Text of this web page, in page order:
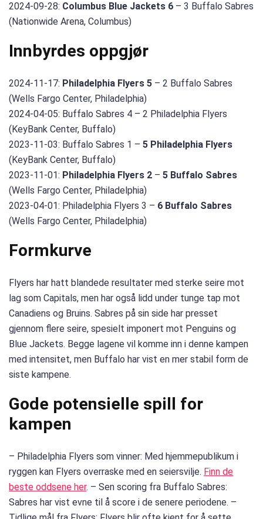
2024-09-28: Columbus Blue Jackets 6 – 3 Buffalo Sabres
(Nationwide Arena, Columbus)
Innbyrdes oppgjør
2024-11-17: Philadelphia Flyers 5 – 2 Buffalo Sabres
(Wells Fargo Center, Philadelphia)
2024-04-05: Buffalo Sabres 4 – 2 Philadelphia Flyers
(KeyBank Center, Buffalo)
2023-11-03: Buffalo Sabres 1 – 5 Philadelphia Flyers
(KeyBank Center, Buffalo)
2023-11-01: Philadelphia Flyers 2 – 5 Buffalo Sabres
(Wells Fargo Center, Philadelphia)
2023-04-01: Philadelphia Flyers 3 – 6 Buffalo Sabres
(Wells Fargo Center, Philadelphia)
Formkurve
Flyers har hatt blandede resultater med sterke seire mot
lag som Capitals, men har også lidd under tunge tap mot
Canadiens og Bruins. Sabres på sin side har presset
gjennom flere seire, spesielt imponert mot Penguins og
Blue Jackets. Begge lagene vil komme inn i denne kampen
med intensitet, men Buffalo har vist en mer stabil form de
siste kampene.
Gode potensielle spill for
kampen
– Philadelphia Flyers som vinner: Med hjemmepublikum i
ryggen kan Flyers overraske med en seiersvilje. Finn de
beste oddsene her. – Sen scoring fra Buffalo Sabres:
Sabres har vist evne til å score i de senere periodene. –